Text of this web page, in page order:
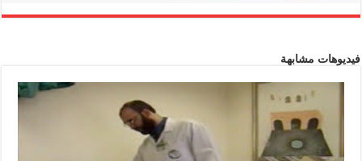
فيديوهات مشابهة